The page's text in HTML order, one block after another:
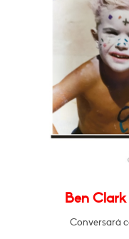
Ben Clark
Conversará